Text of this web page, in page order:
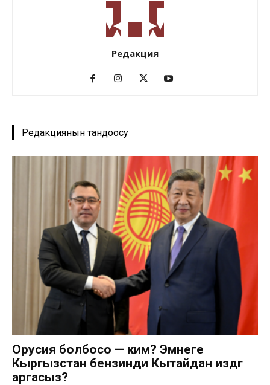
Редакция
Редакциянын тандоосу
Орусия болбосо — ким? Эмнеге
Кыргызстан бензинди Кытайдан издөөгө
аргасыз?